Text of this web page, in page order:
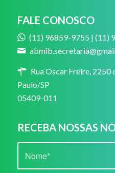
FALE CONOSCO
(11) 96859-9755 | (11)
Rua Oscar Freire, 2250
Paulo/SP
05409-011
RECEBA NOSSAS